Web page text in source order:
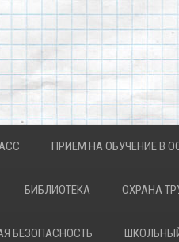
ПРИЕМ НА ОБУЧЕНИЕ В
БИБЛИОТЕКА ОХРАНА
БЕЗОПАСНОСТЬ